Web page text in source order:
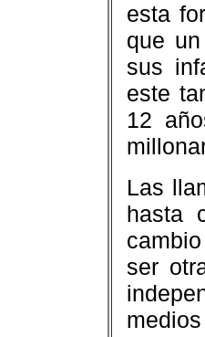
esta
que
sus
este
12
Las
hasta
ser